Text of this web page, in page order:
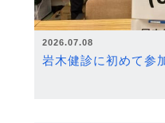
2026.07.08
岩木健診に初めて参